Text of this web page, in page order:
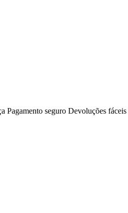
Pagamento seguro Devoluções fáceis